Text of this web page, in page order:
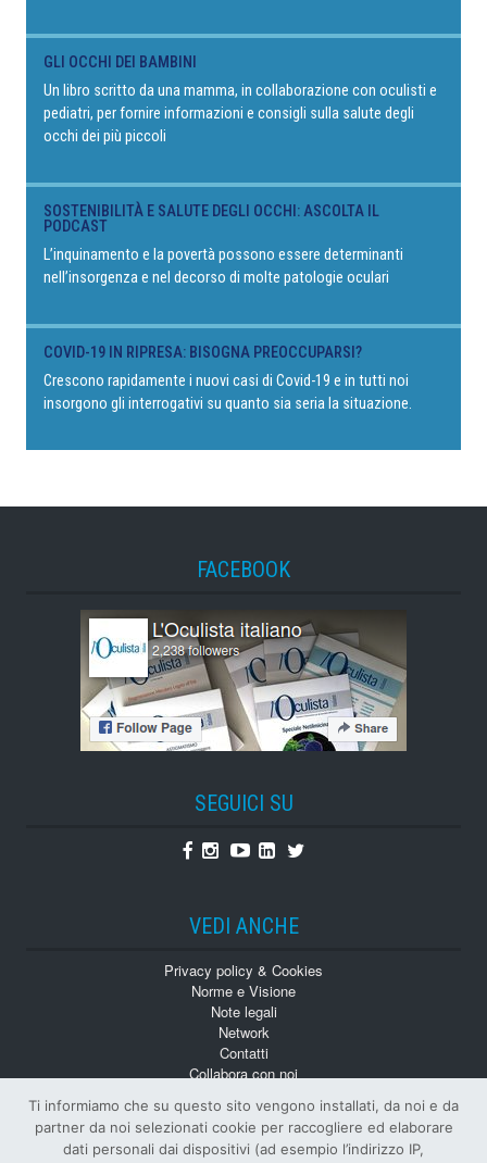
GLI OCCHI DEI BAMBINI
Un libro scritto da una mamma, in collaborazione con oculisti e
pediatri, per fornire informazioni e consigli sulla salute degli
occhi dei più piccoli
SOSTENIBILITÀ E SALUTE DEGLI OCCHI: ASCOLTA IL
PODCAST
L’inquinamento e la povertà possono essere determinanti
nell’insorgenza e nel decorso di molte patologie oculari
COVID-19 IN RIPRESA: BISOGNA PREOCCUPARSI?
Crescono rapidamente i nuovi casi di Covid-19 e in tutti noi
insorgono gli interrogativi su quanto sia seria la situazione.
FACEBOOK
SEGUICI SU
Facebook
Instagram
YoutubeLinkedin
Twitter
VEDI ANCHE
Privacy policy & Cookies
Norme e Visione
Note legali
Network
Contatti
Collabora con noi
Numeri Arretrati
Ti informiamo che su questo sito vengono installati, da noi e da
partner da noi selezionati cookie per raccogliere ed elaborare
dati personali dai dispositivi (ad esempio l’indirizzo IP,